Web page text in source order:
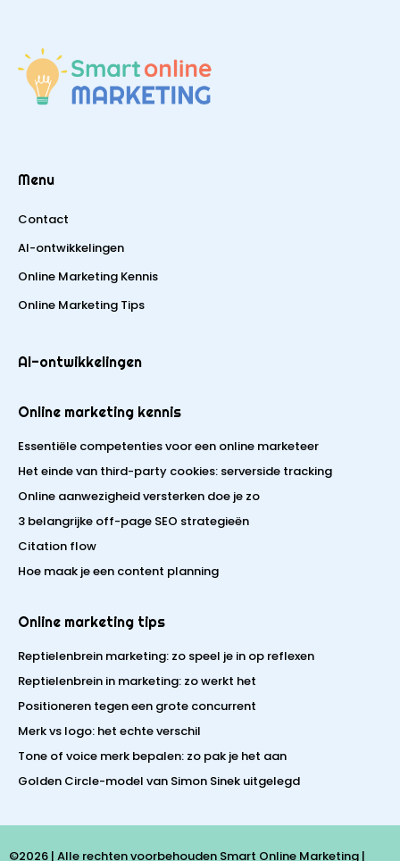
Menu
Contact
AI-ontwikkelingen
Online Marketing Kennis
Online Marketing Tips
AI-ontwikkelingen
Online marketing kennis
Essentiële competenties voor een online marketeer
Het einde van third-party cookies: serverside tracking
Online aanwezigheid versterken doe je zo
3 belangrijke off-page SEO strategieën
Citation flow
Hoe maak je een content planning
Online marketing tips
Reptielenbrein marketing: zo speel je in op reflexen
Reptielenbrein in marketing: zo werkt het
Positioneren tegen een grote concurrent
Merk vs logo: het echte verschil
Tone of voice merk bepalen: zo pak je het aan
Golden Circle-model van Simon Sinek uitgelegd
©2026 | Alle rechten voorbehouden Smart Online Marketing |